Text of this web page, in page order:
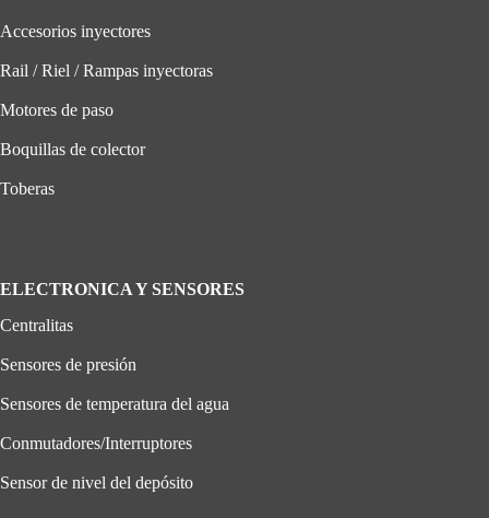
Accesorios inyectores
Rail / Riel / Rampas inyectoras
Motores de paso
Boquillas de colector
Toberas
ELECTRONICA Y SENSORES
Centralitas
Sensores de presión
Sensores de temperatura del agua
Conmutadores/Interruptores
Sensor de nivel del depósito